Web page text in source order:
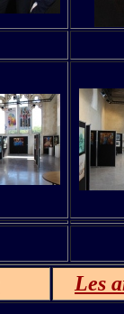
Les